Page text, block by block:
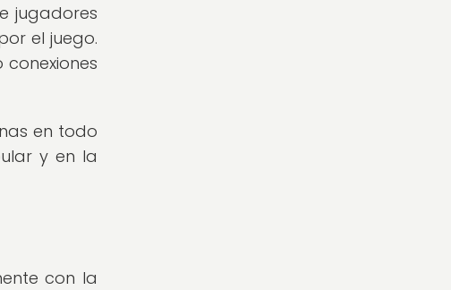
jugadores
el juego.
en todo
y en la
con la